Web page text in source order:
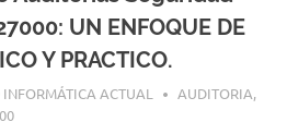
UN ENFOQUE DE
Y PRACTICO.
ACTUAL AUDITORIA,